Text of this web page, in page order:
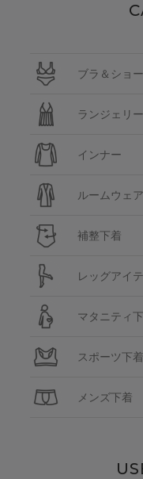
ブラ＆ショ
ランジェリー
インナー
ルームウェア
補整下着
レッグアイ
マタニティ
スポーツ下着
メンズ下着